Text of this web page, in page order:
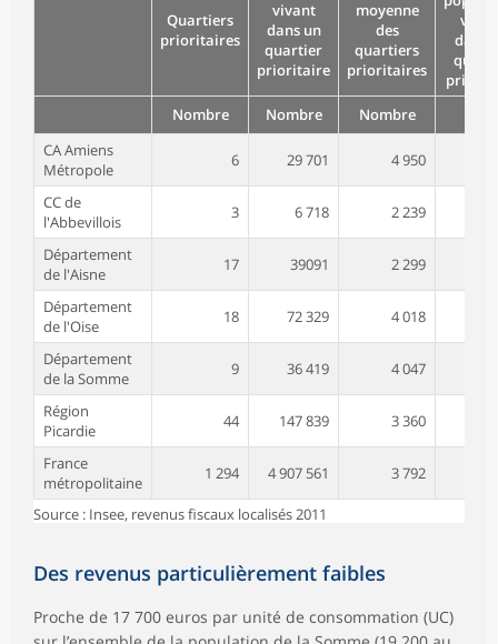
Quartiers
prioritaires
vivant
dans un
quartier
prioritaire
moyenne
des
quartiers
prioritaires
dans
Nombre
Nombre Nombre
CA Amiens
Métropole
6 29 701 4 950
CC de
l'Abbevillois
3 6 718 2 239
Département
de l'Aisne
17 39091 2 299
Département
de l'Oise
18 72 329 4 018
Département
de la Somme
9 36 419 4 047
Région
Picardie
44 147 839 3 360
France
métropolitaine
1 294 4 907 561 3 792
Source : Insee, revenus fiscaux localisés 2011
Des revenus particulièrement faibles
Proche de 17 700 euros par unité de consommation (UC)